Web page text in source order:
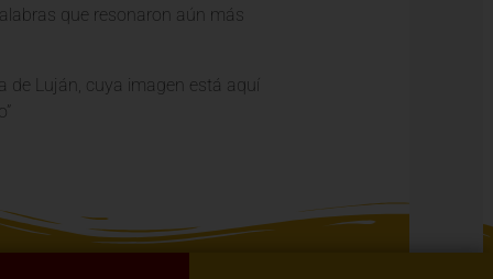
que resonaron aún más
de Luján, cuya imagen está aquí